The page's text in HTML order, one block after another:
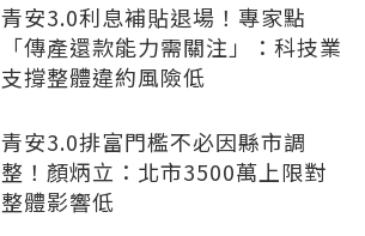
青安3.0利息補貼退場！專家點
「傳產還款能力需關注」：科技業
支撐整體違約風險低
青安3.0排富門檻不必因縣市調
整！顏炳立：北市3500萬上限對
整體影響低